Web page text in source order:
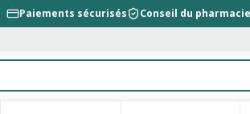
Paiements sécurisés Conseil du